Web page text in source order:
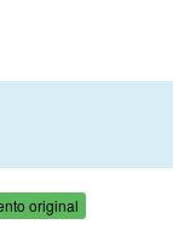
original